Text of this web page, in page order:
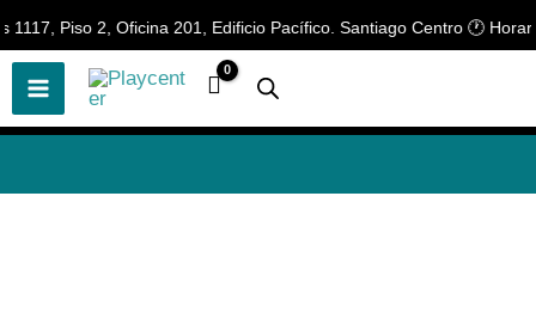
Piso 2, Oficina 201, Edificio Pacífico. Santiago Centro 🕐 Horario
al
contenido
🎲 ¡Descubre nuestras increíbles
ofertas!🎲
📢 ¡OFERTAS! 🔥